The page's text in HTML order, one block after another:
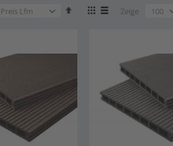
AbsteigendAnzeigen
Zeige